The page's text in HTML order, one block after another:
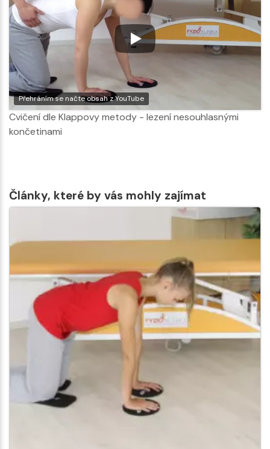
Přehráním se načte obsah z YouTube
Cvičení dle Klappovy metody - lezení nesouhlasnými
končetinami
Články, které by vás mohly zajímat